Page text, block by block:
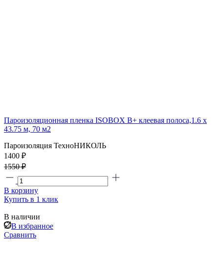
Пароизоляционная пленка ISOBOX В+ клеевая полоса,1.6 x
43.75 м, 70 м2
Пароизоляция ТехноНИКОЛЬ
1400 ₽
1550 ₽
В корзину
Купить в 1 клик
В наличии
В избранное
Сравнить